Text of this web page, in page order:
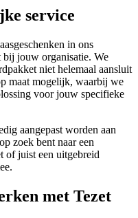
service
in ons
bij jouw organisatie. We
niet helemaal aansluit
maat mogelijk, waarbij we
voor jouw specifieke
aangepast worden aan
zoek bent naar een
of juist een uitgebreid
met Tezet